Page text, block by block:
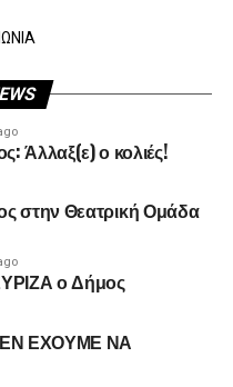
Άλλαξ(ε) ο κολιές!
στην Θεατρική Ομάδα
ο Δήμος
ΕΧΟΥΜΕ ΝΑ